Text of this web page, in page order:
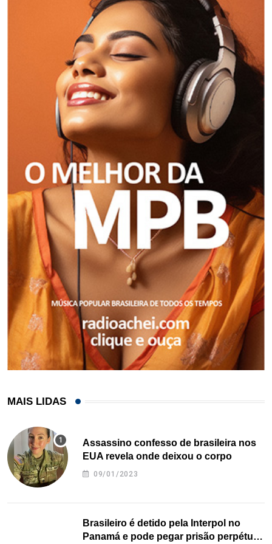
MAIS LIDAS
Assassino confesso de brasileira nos
EUA revela onde deixou o corpo
09/01/2023
Brasileiro é detido pela Interpol no
Panamá e pode pegar prisão perpétua